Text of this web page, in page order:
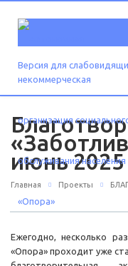
Версия для
июнь 2025
Главная Проекты
Ежегодно, несколько
«Опора» проходит уже